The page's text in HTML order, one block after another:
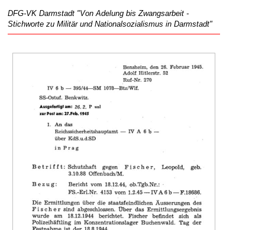
DFG-VK Darmstadt "Von Adelung bis Zwangsarbeit -
Stichworte zu Militär und Nationalsozialismus in Darmstadt"